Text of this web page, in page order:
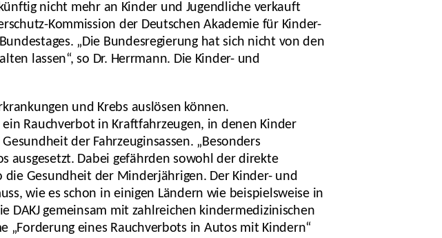
nicht mehr an Kinder und Jugendliche verkauft
Kommission der Deutschen Akademie für Kinder-
„Die Bundesregierung hat sich nicht von den
lassen“, so Dr. Herrmann. Die Kinder- und
und Krebs auslösen können.
Rauchverbot in Kraftfahrzeugen, in denen Kinder
der Fahrzeuginsassen. „Besonders
ausgesetzt. Dabei gefährden sowohl der direkte
Gesundheit der Minderjährigen. Der Kinder- und
wie es schon in einigen Ländern wie beispielsweise in
DAKJ gemeinsam mit zahlreichen kindermedizinischen
„Forderung eines Rauchverbots in Autos mit Kindern“